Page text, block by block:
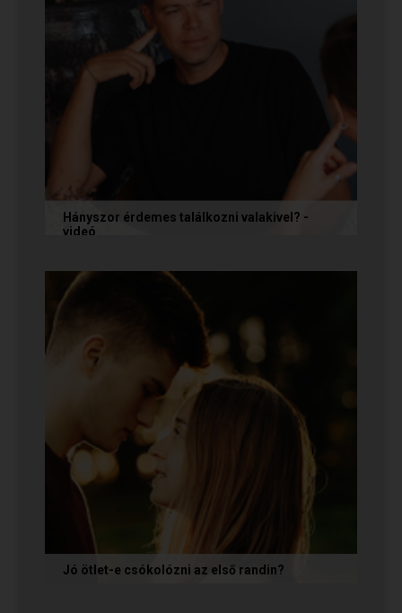
Hányszor érdemes találkozni valakivel? -
videó
tépelődünk: mit tegyünk, ha valakit
szimpatikusnak találunk elsőre, de még...
Jó ötlet-e csókolózni az első randin?